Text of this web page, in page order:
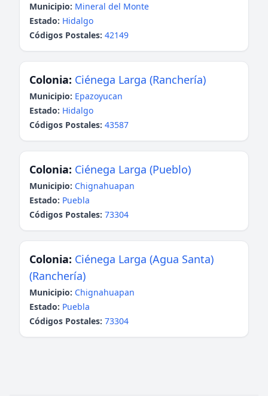
Municipio: Mineral del Monte
Estado: Hidalgo
Códigos Postales: 42149
Colonia: Ciénega Larga (Ranchería)
Municipio: Epazoyucan
Estado: Hidalgo
Códigos Postales: 43587
Colonia: Ciénega Larga (Pueblo)
Municipio: Chignahuapan
Estado: Puebla
Códigos Postales: 73304
Colonia: Ciénega Larga (Agua Santa)
(Ranchería)
Municipio: Chignahuapan
Estado: Puebla
Códigos Postales: 73304